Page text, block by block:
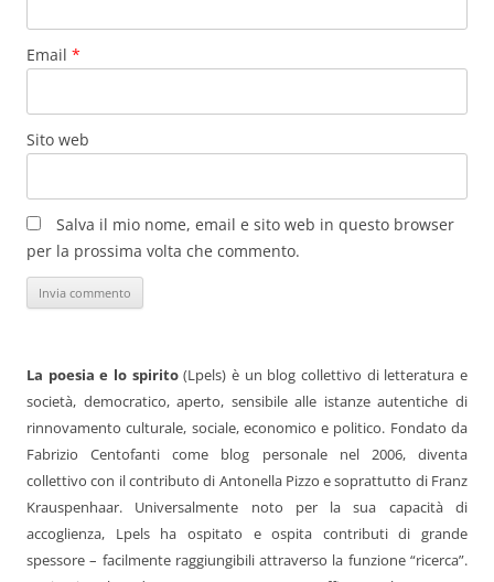
Email *
Sito web
Salva il mio nome, email e sito web in questo browser
per la prossima volta che commento.
La poesia e lo spirito(Lpels) è un blog collettivo di letteratura e
società, democratico, aperto, sensibile alle istanze autentiche di
rinnovamento culturale, sociale, economico e politico. Fondato da
Fabrizio Centofanti come blog personale nel 2006, diventa
collettivo con il contributo di Antonella Pizzo e soprattutto di Franz
Krauspenhaar. Universalmente noto per la sua capacità di
accoglienza, Lpels ha ospitato e ospita contributi di grande
spessore – facilmente raggiungibili attraverso la funzione “ricerca”.